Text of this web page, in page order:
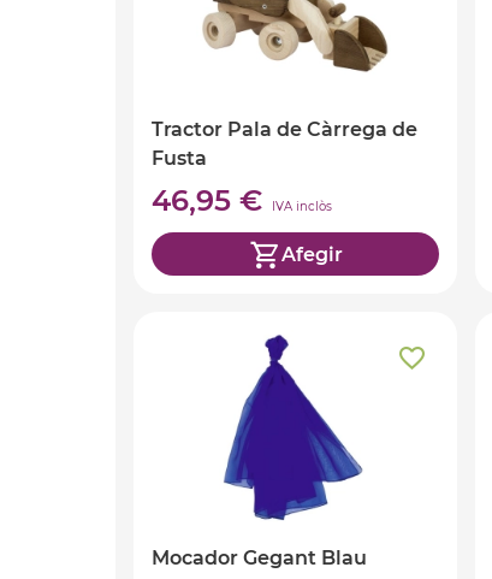
Tractor Pala de Càrrega de
Fusta
46,95 € IVA inclòs
Afegir
Mocador Gegant Blau